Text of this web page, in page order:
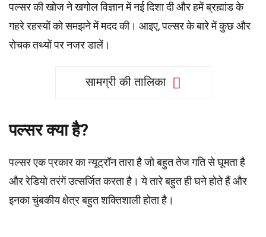
पल्सर की खोज ने खगोल विज्ञान में नई दिशा दी और हमें ब्रह्मांड के
गहरे रहस्यों को समझने में मदद की। आइए, पल्सर के बारे में कुछ और
रोचक तथ्यों पर नजर डालें।
सामग्री की तालिका
पल्सर क्या है?
पल्सर एक प्रकार का न्यूट्रॉन तारा है जो बहुत तेज गति से घूमता है
और रेडियो तरंगें उत्सर्जित करता है। ये तारे बहुत ही घने होते हैं और
इनका चुंबकीय क्षेत्र बहुत शक्तिशाली होता है।